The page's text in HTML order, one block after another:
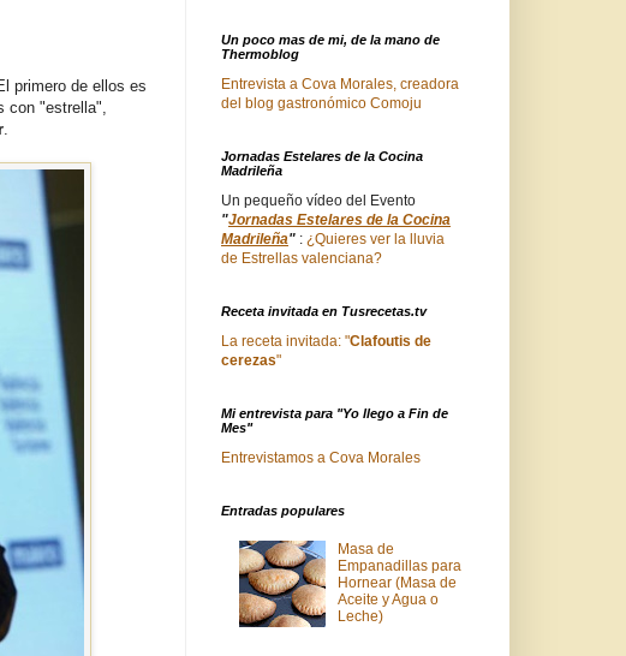
primero de ellos es
con "estrella",
Un poco mas de mi, de la mano de
Thermoblog
Entrevista a Cova Morales, creadora
del blog gastronómico Comoju
Jornadas Estelares de la Cocina
Madrileña
Un pequeño vídeo del Evento
"Jornadas Estelares de la Cocina
Madrileña" : ¿Quieres ver la lluvia
de Estrellas valenciana?
Receta invitada en Tusrecetas.tv
La receta invitada: "Clafoutis de
cerezas"
Mi entrevista para "Yo llego a Fin de
Mes"
Entrevistamos a Cova Morales
Entradas populares
Masa de
Empanadillas para
Hornear (Masa de
Aceite y Agua o
Leche)